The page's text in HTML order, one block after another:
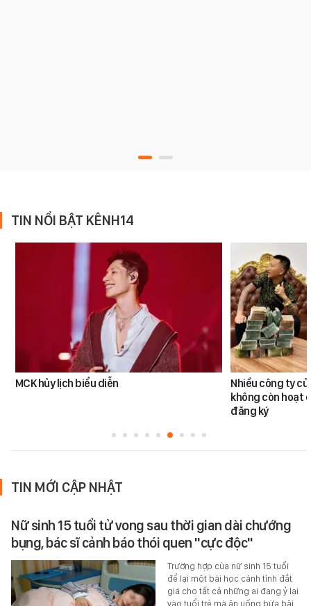
TIN NỔI BẬT KÊNH14
MCK hủy lịch biểu diễn
Nhiều công ty
không còn hoạt
đăng ký
TIN MỚI CẬP NHẬT
Nữ sinh 15 tuổi tử vong sau thời gian dài chướng
bụng, bác sĩ cảnh báo thói quen "cực độc"
Trường hợp của nữ sinh 15 tuổi
để lại một bài học cảnh tỉnh đắt
giá cho tất cả những ai đang ỷ lại
vào tuổi trẻ mà ăn uống bừa bãi,